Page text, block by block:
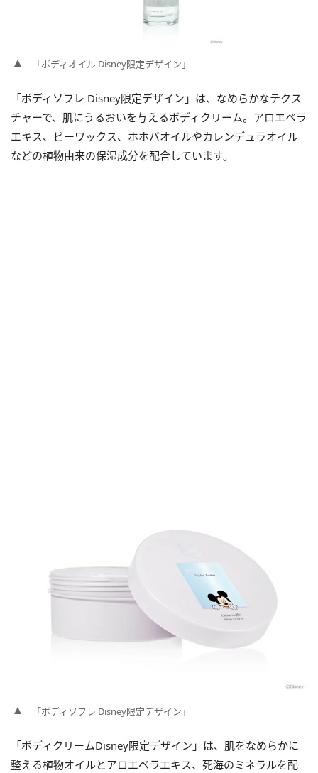
「ボディオイル Disney限定デザイン」
「ボディソフレ Disney限定デザイン」は、なめらかなテクス
チャーで、肌にうるおいを与えるボディクリーム。アロエベラ
エキス、ビーワックス、ホホバオイルやカレンデュラオイル
などの植物由来の保湿成分を配合しています。
「ボディソフレ Disney限定デザイン」
「ボディクリームDisney限定デザイン」は、肌をなめらかに
整える植物オイルとアロエベラエキス、死海のミネラルを配